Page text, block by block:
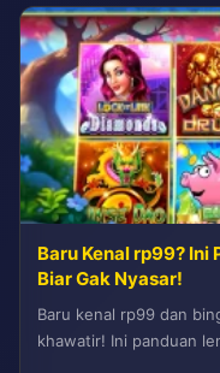
Baru Kenal rp99? Ini
Biar Gak Nyasar!
Baru kenal rp99 dan
khawatir! Ini panduan